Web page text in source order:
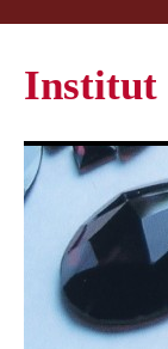
Institut